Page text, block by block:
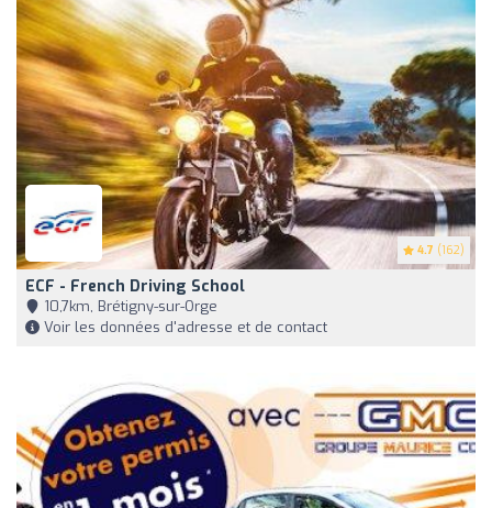
4.7 (162)
ECF - French Driving School
10,7km, Brétigny-sur-Orge
Voir les données d'adresse et de contact